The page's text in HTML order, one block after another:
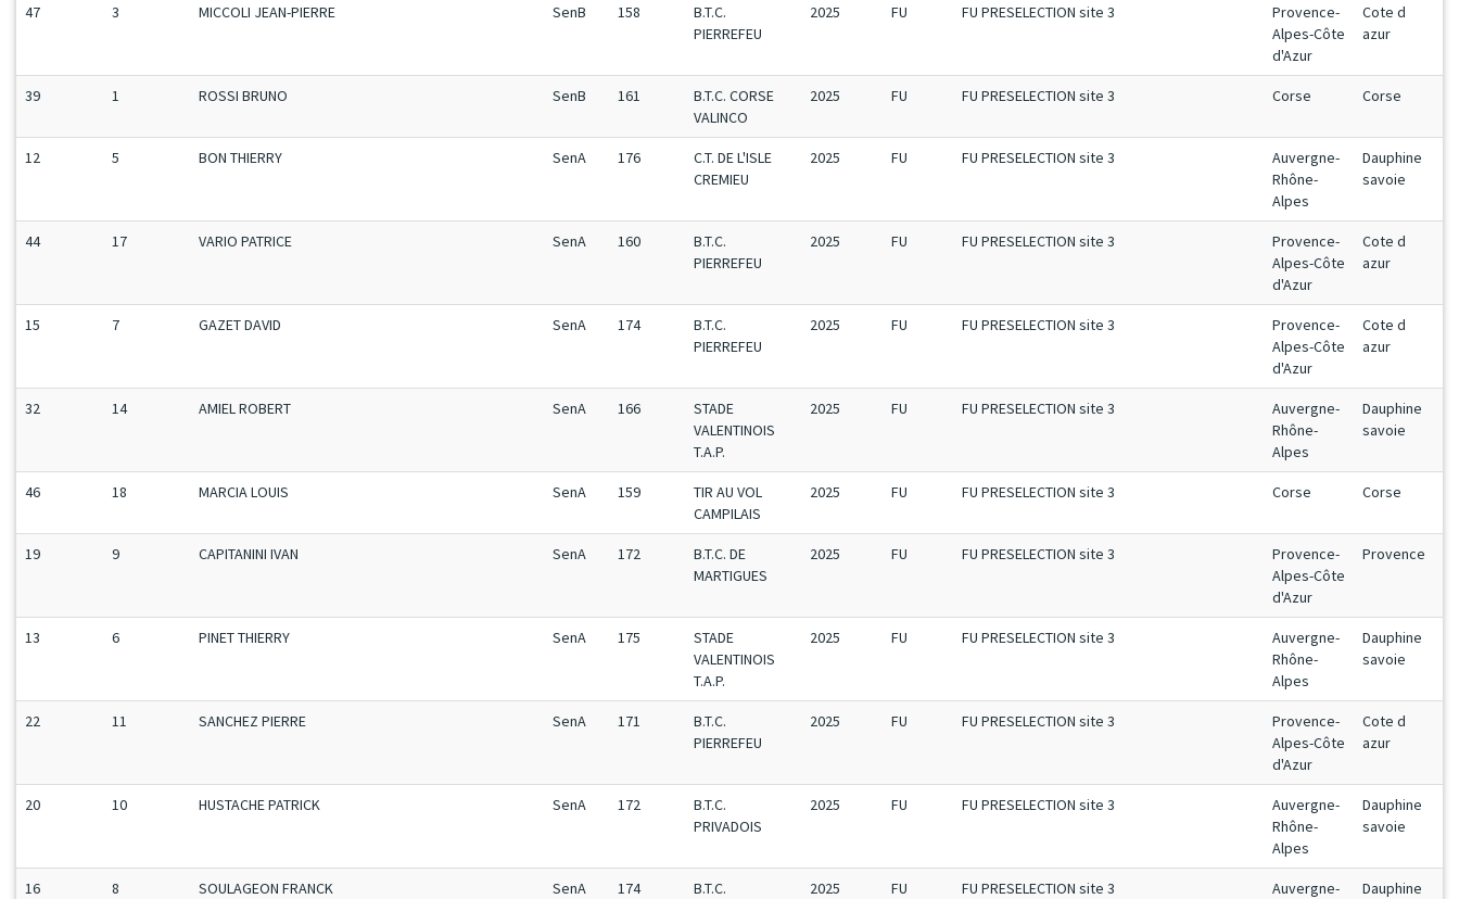
47 3 MICCOLI JEAN-PIERRE SenB 158
B.T.C.
PIERREFEU
2025 FU FU PRESELECTION site 3
Provence-
Alpes-Côte
d'Azur
Cote d
azur
39 1 ROSSI BRUNO SenB 161
B.T.C. CORSE
VALINCO
2025 FU FU PRESELECTION site 3 Corse Corse
12 5 BON THIERRY SenA 176
C.T. DE L'ISLE
CREMIEU
2025 FU FU PRESELECTION site 3
Auvergne-
Rhône-
Alpes
Dauphine
savoie
44 17 VARIO PATRICE SenA 160
B.T.C.
PIERREFEU
2025 FU FU PRESELECTION site 3
Provence-
Alpes-Côte
d'Azur
Cote d
azur
15 7 GAZET DAVID SenA 174
B.T.C.
PIERREFEU
2025 FU FU PRESELECTION site 3
Provence-
Alpes-Côte
d'Azur
Cote d
azur
32 14 AMIEL ROBERT SenA 166
STADE
VALENTINOIS
T.A.P.
2025 FU FU PRESELECTION site 3
Auvergne-
Rhône-
Alpes
Dauphine
savoie
46 18 MARCIA LOUIS SenA 159
TIR AU VOL
CAMPILAIS
2025 FU FU PRESELECTION site 3 Corse Corse
19 9 CAPITANINI IVAN SenA 172
B.T.C. DE
MARTIGUES
2025 FU FU PRESELECTION site 3
Provence-
Alpes-Côte
d'Azur
Provence
13 6 PINET THIERRY SenA 175
STADE
VALENTINOIS
T.A.P.
2025 FU FU PRESELECTION site 3
Auvergne-
Rhône-
Alpes
Dauphine
savoie
22 11 SANCHEZ PIERRE SenA 171
B.T.C.
PIERREFEU
2025 FU FU PRESELECTION site 3
Provence-
Alpes-Côte
d'Azur
Cote d
azur
20 10 HUSTACHE PATRICK SenA 172
B.T.C.
PRIVADOIS
2025 FU FU PRESELECTION site 3
Auvergne-
Rhône-
Alpes
Dauphine
savoie
16 8 SOULAGEON FRANCK SenA 174
B.T.C.
2025 FU FU PRESELECTION site 3
Auvergne-
Dauphine